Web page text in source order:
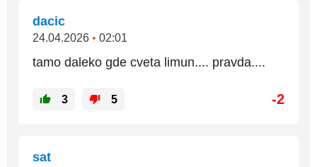
dacic
24.04.2026 • 02:01
tamo daleko gde cveta limun.... pravda....
3 5 -2
sat